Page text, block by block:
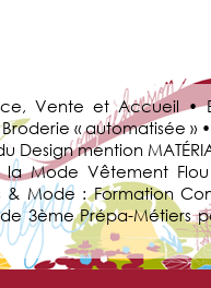
Vente et Accueil •
« automatisée »
Design mention
la Mode Vêtement
Mode : Formation
3ème Prépa-Métiers